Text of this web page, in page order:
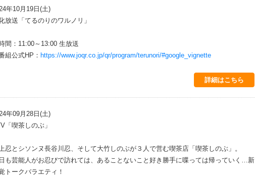
年10月19日(土)
放送「てるのりのワルノリ」
間：11:00～13:00 生放送
組公式HP： https://www.joqr.co.jp/qr/program/terunori/#google_vignette
詳細はこちら
年09月28日(土)
「喫茶しのぶ」
忍とシソンヌ長谷川忍、そして大竹しのぶが３人で営む喫茶店「喫茶しのぶ」。
も芸能人がお忍びで訪れては、あることないこと好き勝手に喋っては帰っていく…新
トークバラエティ！